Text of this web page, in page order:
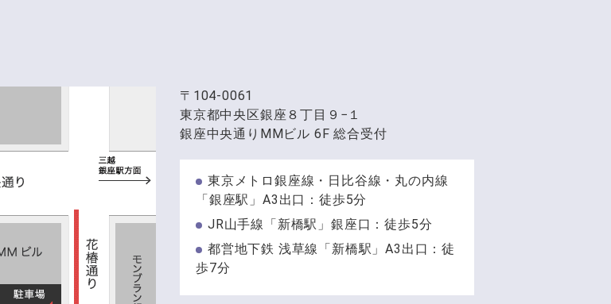
〒104-0061
東京都中央区銀座８丁目９−１
銀座中央通りMMビル 6F 総合受付
東京メトロ銀座線・日比谷線・丸の内線
「銀座駅」A3出口：徒歩5分
JR山手線「新橋駅」銀座口：徒歩5分
都営地下鉄 浅草線「新橋駅」A3出口：徒
歩7分